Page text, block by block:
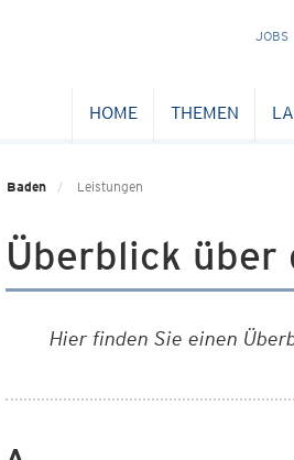
NAVIGATION
JOBS
HOME THEMEN
Baden Leistungen
Überblick über
Hier finden Sie einen